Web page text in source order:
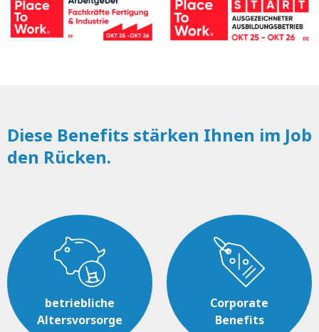
Diese Benefits stärken Ihnen im Job
den Rücken.
betriebliche
Altersvorsorge
Corporate
Benefits